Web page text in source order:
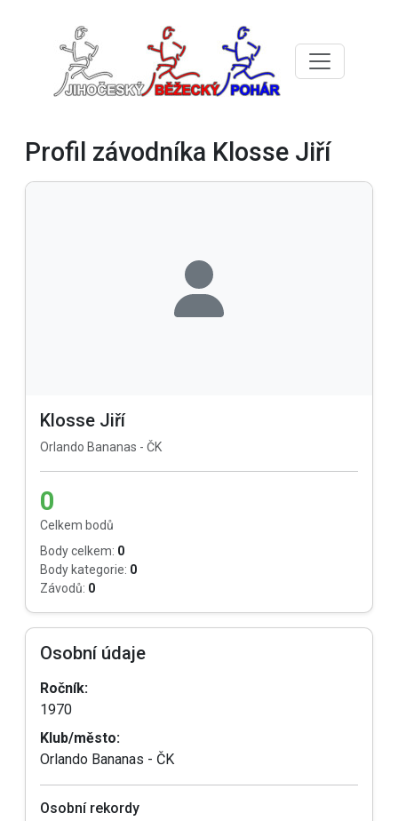
Profil závodníka Klosse Jiří
Klosse Jiří
Orlando Bananas - ČK
0
Celkem bodů
Body celkem: 0
Body kategorie: 0
Závodů: 0
Osobní údaje
Ročník:
1970
Klub/město:
Orlando Bananas - ČK
Osobní rekordy